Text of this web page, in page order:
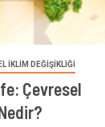
İKLİM DEĞİŞİKLİĞİ
Çevresel